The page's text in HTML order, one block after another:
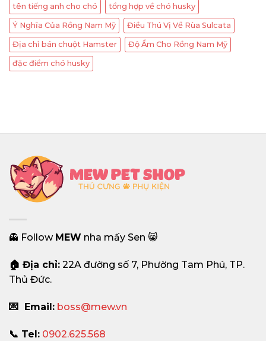
tên tiếng anh cho chó tổng hợp về chó husky
Ý Nghĩa Của Rồng Nam Mỹ Điều Thú Vị Về Rùa Sulcata
Địa chỉ bán chuột Hamster Độ Ẩm Cho Rồng Nam Mỹ
đặc điểm chó husky
👻 Follow MEW nha mấy Sen 😸
🏠 Địa chỉ: 22A đường số 7, Phường Tam Phú, TP.
Thủ Đức.
💌 Email: boss@mew.vn
📞 Tel: 0902.625.568